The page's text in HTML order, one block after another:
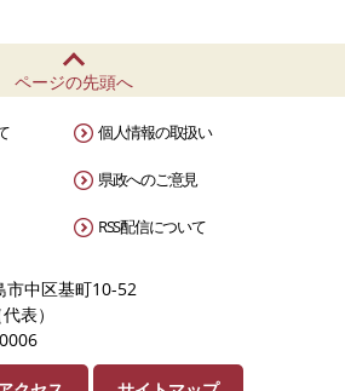
ページの先頭へ
個人情報の取扱い
県政へのご意見
RSS配信について
市中区基町10-52
表）